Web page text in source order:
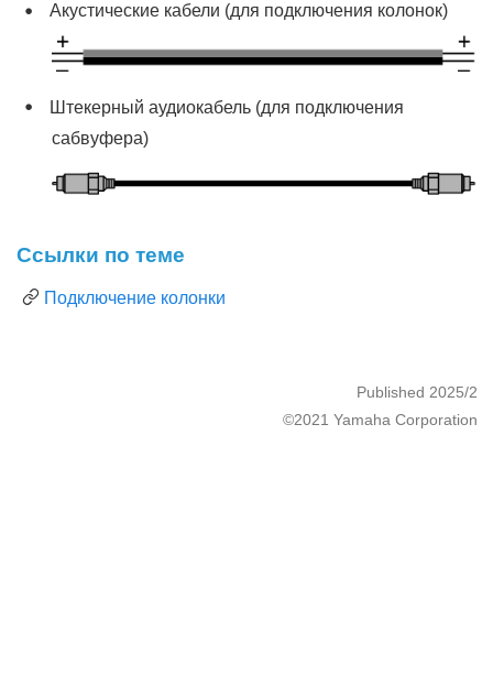
Акустические кабели (для подключения колонок)
Штекерный аудиокабель (для подключения
сабвуфера)
Ссылки по теме
Подключение колонки
Published 2025/2
©2021 Yamaha Corporation